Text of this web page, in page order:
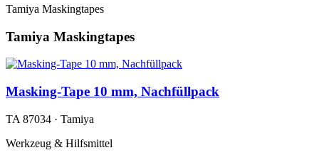
Tamiya Maskingtapes
Tamiya Maskingtapes
Masking-Tape 10 mm, Nachfüllpack
TA 87034 · Tamiya
Werkzeug & Hilfsmittel